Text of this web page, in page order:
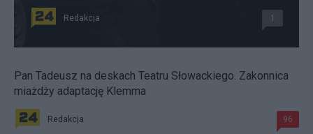
Redakcja 1
Pan Tadeusz na deskach Teatru Słowackiego. Zakonnica
miażdży adaptację Klemma
Redakcja 96